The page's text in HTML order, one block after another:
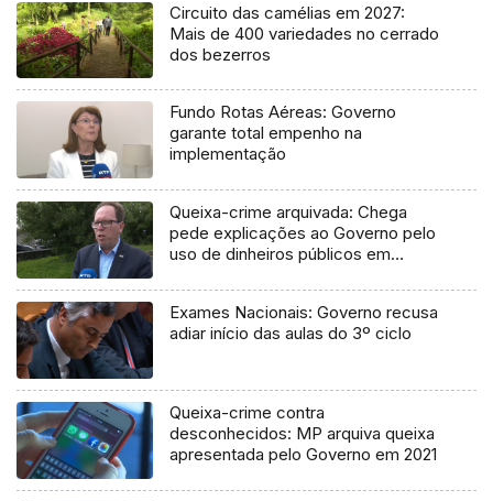
Circuito das camélias em 2027:
Mais de 400 variedades no cerrado
dos bezerros
Fundo Rotas Aéreas: Governo
garante total empenho na
implementação
Queixa-crime arquivada: Chega
pede explicações ao Governo pelo
uso de dinheiros públicos em
Exames Nacionais: Governo recusa
adiar início das aulas do 3º ciclo
Queixa-crime contra
desconhecidos: MP arquiva queixa
apresentada pelo Governo em 2021